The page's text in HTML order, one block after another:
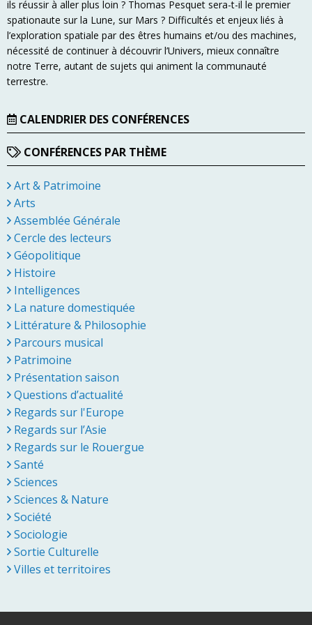
ils réussir à aller plus loin ? Thomas Pesquet sera-t-il le premier
spationaute sur la Lune, sur Mars ? Difficultés et enjeux liés à
l’exploration spatiale par des êtres humains et/ou des machines,
nécessité de continuer à découvrir l’Univers, mieux connaître
notre Terre, autant de sujets qui animent la communauté
terrestre.
CALENDRIER DES CONFÉRENCES
CONFÉRENCES PAR THÈME
Art & Patrimoine
Arts
Assemblée Générale
Cercle des lecteurs
Géopolitique
Histoire
Intelligences
La nature domestiquée
Littérature & Philosophie
Parcours musical
Patrimoine
Présentation saison
Questions d’actualité
Regards sur l'Europe
Regards sur l’Asie
Regards sur le Rouergue
Santé
Sciences
Sciences & Nature
Société
Sociologie
Sortie Culturelle
Villes et territoires